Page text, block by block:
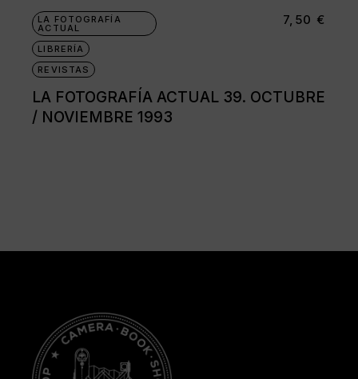
LA FOTOGRAFÍA
ACTUAL
LIBRERÍA
REVISTAS
LA FOTOGRAFÍA ACTUAL 39. OCTUBRE
/ NOVIEMBRE 1993
7,50 €